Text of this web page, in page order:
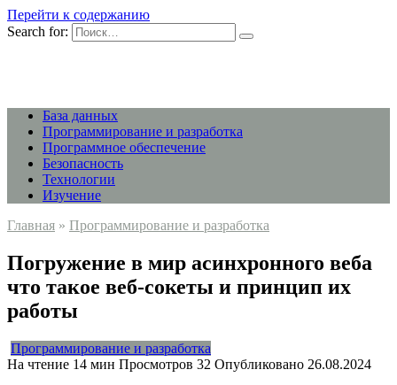
Перейти к содержанию
Search for:
База данных
Программирование и разработка
Программное обеспечение
Безопасность
Технологии
Изучение
Главная » Программирование и разработка
Погружение в мир асинхронного веба
что такое веб-сокеты и принцип их
работы
Программирование и разработка
На чтение 14 мин Просмотров 32 Опубликовано 26.08.2024